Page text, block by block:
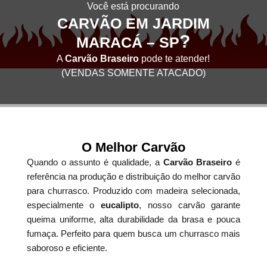
Você está procurando
CARVÃO EM JARDIM
MARACÁ – SP?
ACarvão Braseiro pode te atender!
(VENDAS SOMENTE ATACADO)
O Melhor Carvão
Quando o assunto é qualidade, a Carvão Braseiro é
referência na produção e distribuição do melhor carvão
para churrasco. Produzido com madeira selecionada,
especialmente oeucalipto, nosso carvão garante
queima uniforme, alta durabilidade da brasa e pouca
fumaça. Perfeito para quem busca um churrasco mais
saboroso e eficiente.